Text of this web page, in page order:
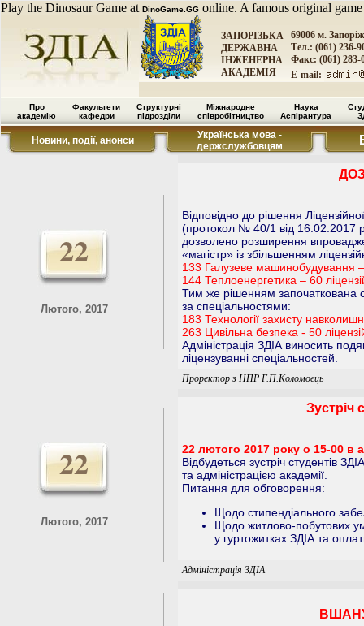
Play the Dinosaur Game at DinoGame.GG online. A famous original
ЗАПОРІЗЬКА
ДЕРЖАВНА
ІНЖЕНЕРНА
АКАДЕМІЯ
69006 м.
Тел.: (061) 236-
Факс: (061) 283-
E-mail:
Про
академію
Факультети
кафедри
Структурні
підрозділи
Міжнародне
співробітництво
Наука
Аспірантура
Новини, події, анонси
Українська мова -
держслужбовцям
22
Лютого, 2017
Відповідно до рішення
(протокол № 40/1 від 16.02.2017
дозволено розширення
«магістр» із збільшенням
133 Галузеве машинобудування –
144 Теплоенергетика – 60
Тим же рішенням започаткована
за спеціальностями:
183 Технології захисту
263 Цивільна безпека - 50
Адміністрація ЗДІА виносить
ліцензуванні спеціальностей.
Проректор з НПР Г.П.Коломоєць
22
Лютого, 2017
Зустріч
22 лютого 2017 року о 15-00 в
Відбудеться зустріч студентів
та адміністрацією академії.
Питання для обговорення:
Щодо стипендіального
Щодо житлово-побутових
у гуртожитках ЗДІА та
Адміністрація ЗДІА